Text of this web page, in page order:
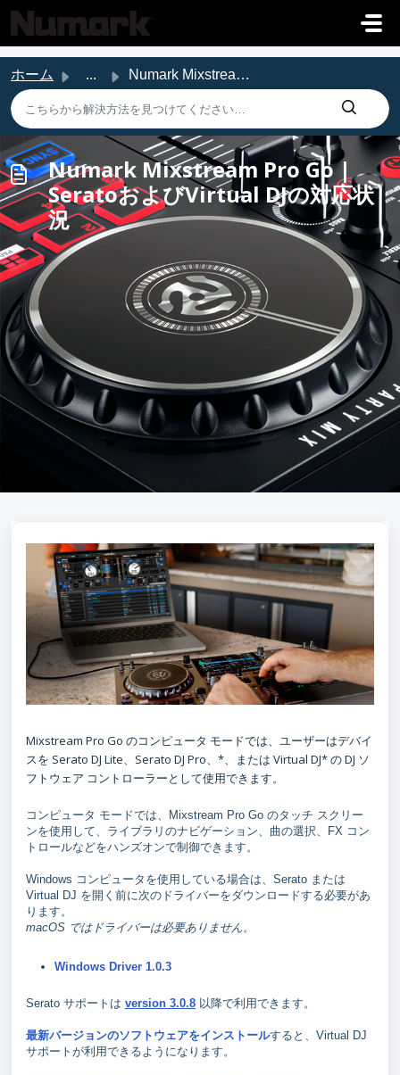
メインコンテンツに移動
ホーム ... Numark Mixstream Pro Go | SeratoおよびVirtual DJの対応状況
Numark Mixstream Pro Go |
SeratoおよびVirtual DJの対応状
況
Mixstream Pro Go のコンピュータ モードでは、ユーザーはデバイ
スを Serato DJ Lite、Serato DJ Pro、*、または Virtual DJ* の DJ ソ
フトウェア コントローラーとして使用できます。
コンピュータ モードでは、Mixstream Pro Go のタッチ スクリー
ンを使用して、ライブラリのナビゲーション、曲の選択、FX コン
トロールなどをハンズオンで制御できます。
Windows コンピュータを使用している場合は、Serato または
Virtual DJ を開く前に次のドライバーをダウンロードする必要があ
ります。
macOS ではドライバーは必要ありません。
Windows Driver 1.0.3
Serato サポートは version 3.0.8 以降で利用できます。
最新バージョンのソフトウェアをインストールすると、Virtual DJ
サポートが利用できるようになります。